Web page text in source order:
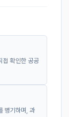
접 확인한 공공
병기하며, 과